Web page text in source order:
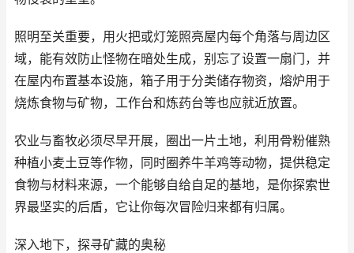
照明至关重要，用火把或灯笼照亮屋内每个角落与周边区
域，能有效防止怪物在暗处生成，别忘了设置一扇门，并
在屋内布置基本设施，箱子用于分类储存物资，熔炉用于
烧炼食物与矿物，工作台和炼药台等也应就近放置。
农业与畜牧必须尽早开展，圈出一片土地，利用骨粉催熟
种植小麦土豆等作物，同时圈养牛羊鸡等动物，提供稳定
食物与材料来源，一个能够自给自足的基地，是你探索世
界最坚实的后盾，它让你每次冒险归来都有归属。
深入地下，探寻矿藏的奥秘